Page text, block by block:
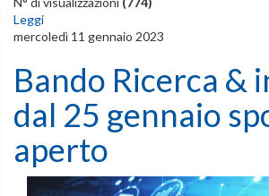
Leggi
mercoledì 11 gennaio 2023
Bando Ricerca &
dal 25 gennaio
aperto